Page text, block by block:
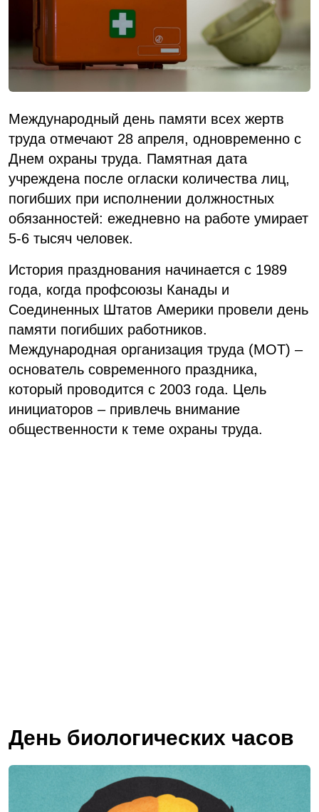
Международный день памяти всех жертв
труда отмечают 28 апреля, одновременно с
Днем охраны труда. Памятная дата
учреждена после огласки количества лиц,
погибших при исполнении должностных
обязанностей: ежедневно на работе умирает
5-6 тысяч человек.
История празднования начинается с 1989
года, когда профсоюзы Канады и
Соединенных Штатов Америки провели день
памяти погибших работников.
Международная организация труда (МОТ) –
основатель современного праздника,
который проводится с 2003 года. Цель
инициаторов – привлечь внимание
общественности к теме охраны труда.
День биологических часов